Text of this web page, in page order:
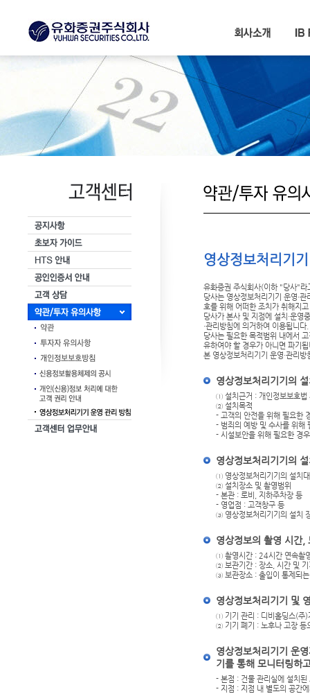
영상정보처리기
유화증권 주식회사(이하 "당사"라
당사는 영상정보처리기기 운영·
호를 위해 어떠한 조치가 취해지
당사가 본사 및 지점에 설치·운영
·관리방침에 의거하여 이용됩니다.
당사는 필요한 목적범위 내에서
유하여야 할 경우가 아니면 파기
본 영상정보처리기기 운영·관리
영상정보처리기기의
① 설치근거 : 개인정보보호
② 설치목적
- 고객의 안전을 위해 필요한
- 범죄의 예방 및 수사를 위해
- 시설보안을 위해 필요한 경우
영상정보처리기기의
① 영상정보처리기기의 설치
② 설치장소 및 촬영범위
- 본관 : 로비, 지하주차장 등
- 영업점 : 고객창구 등
③ 영상정보처리기기의 설치
영상정보의 촬영 시간,
① 촬영시간 : 24시간 연속촬
② 보관기간 : 장소, 시간 및
③ 보관장소 : 출입이 통제되
영상정보처리기기 및
① 기기 관리 : 디비홀딩스(주)
② 기기 폐기 : 노후나 고장 등
영상정보처리기기 운
기를 통해 모니터링하
- 본점 : 건물 관리실에 설치된
- 지점 : 지점 내 별도의 공간